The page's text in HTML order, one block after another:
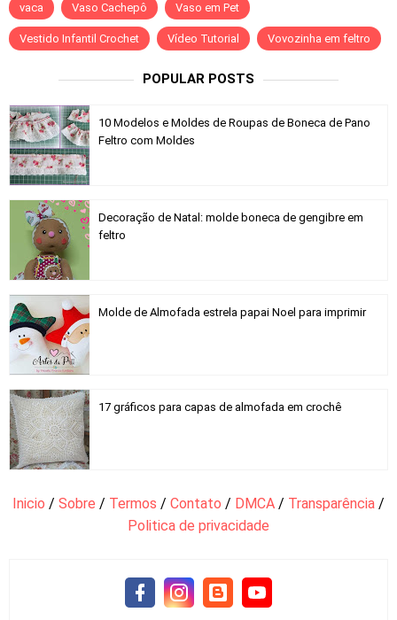
vaca Vaso Cachepô Vaso em Pet
Vestido Infantil Crochet Vídeo Tutorial Vovozinha em feltro
POPULAR POSTS
10 Modelos e Moldes de Roupas de Boneca de Pano
Feltro com Moldes
Decoração de Natal: molde boneca de gengibre em
feltro
Molde de Almofada estrela papai Noel para imprimir
17 gráficos para capas de almofada em crochê
Inicio / Sobre / Termos / Contato / DMCA / Transparência /
Politica de privacidade